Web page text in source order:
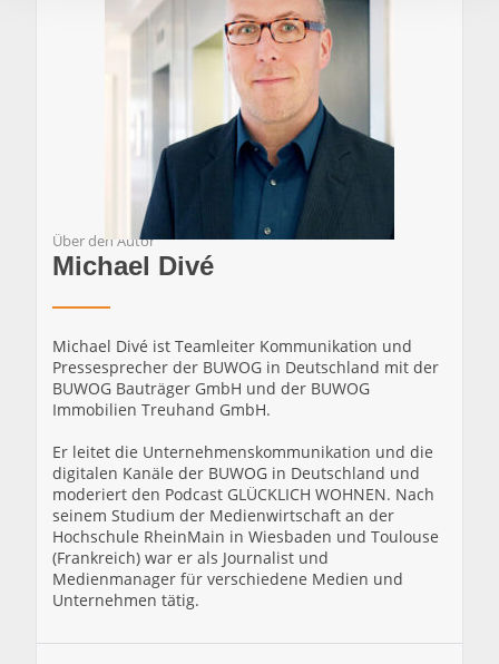
Über den Autor
Michael Divé
Michael Divé ist Teamleiter Kommunikation und
Pressesprecher der BUWOG in Deutschland mit der
BUWOG Bauträger GmbH und der BUWOG
Immobilien Treuhand GmbH.
Er leitet die Unternehmenskommunikation und die
digitalen Kanäle der BUWOG in Deutschland und
moderiert den Podcast GLÜCKLICH WOHNEN. Nach
seinem Studium der Medienwirtschaft an der
Hochschule RheinMain in Wiesbaden und Toulouse
(Frankreich) war er als Journalist und
Medienmanager für verschiedene Medien und
Unternehmen tätig.